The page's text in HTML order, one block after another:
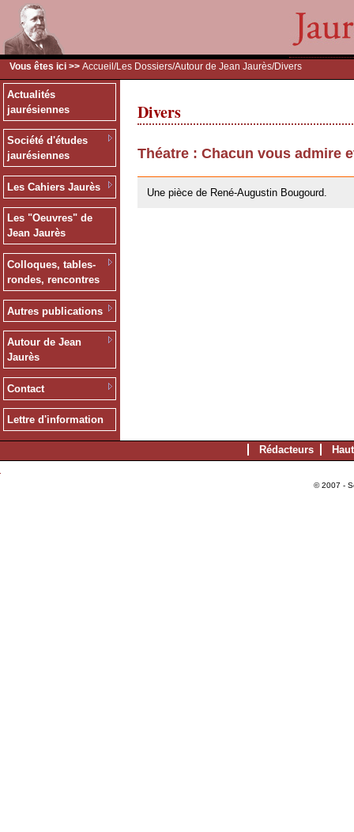
Vous êtes ici >> Accueil /Les Dossiers/Autour de Jean Jaurès/Divers
Actualités
jaurésiennes
Société d'études
jaurésiennes
Les Cahiers Jaurès
Les "Oeuvres" de
Jean Jaurès
Colloques, tables-
rondes, rencontres
Autres publications
Autour de Jean
Jaurès
Contact
Lettre d'information
Divers
Théatre : Chacun vous admire
Une pièce de René-Augustin Bougourd.
Rédacteurs
© 2007 -